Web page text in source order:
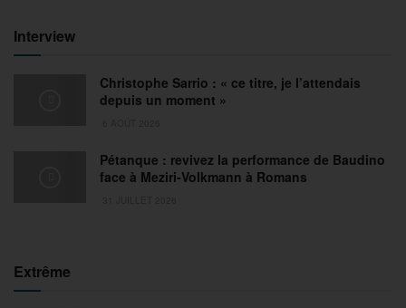
Interview
Christophe Sarrio : « ce titre, je l’attendais
depuis un moment »
Pétanque : revivez la performance de Baudino
face à Meziri-Volkmann à Romans
Extrême